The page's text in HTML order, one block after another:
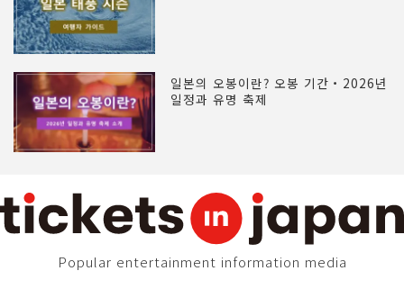
일본의 오봉이란? 오봉 기간・2026년
일정과 유명 축제
Popular entertainment information media